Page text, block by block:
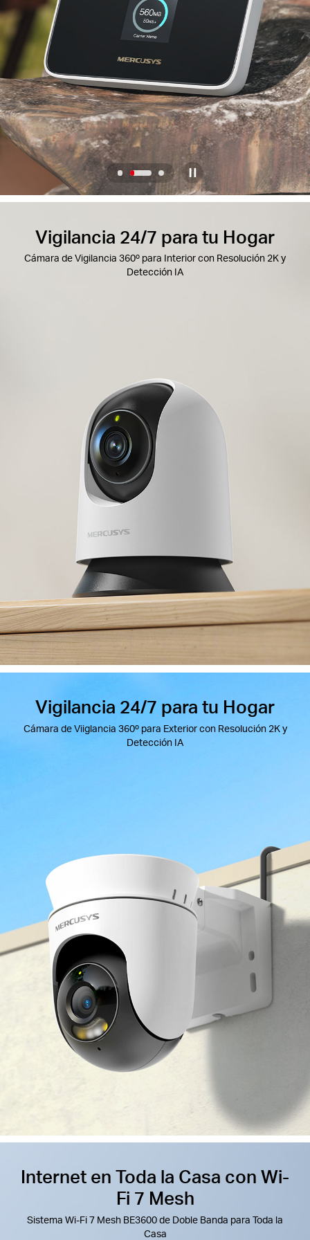
Spanish
2
3
Half-
Screen
Vigilancia 24/7 para tu Hogar
Cámara de Vigilancia 360º para Interior con Resolución 2K y
Detección IA
Vigilancia 24/7 para tu Hogar
Cámara de Viiglancia 360º para Exterior con Resolución 2K y
Detección IA
Internet en Toda la Casa con Wi-
Fi 7 Mesh
Sistema Wi-Fi 7 Mesh BE3600 de Doble Banda para Toda la
Casa